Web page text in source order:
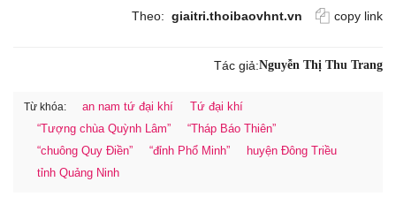
Theo: giaitri.thoibaovhnt.vn copy link
Tác giả:Nguyễn Thị Thu Trang
Từ khóa: an nam tứ đại khí
Tứ đại khí
“Tượng chùa Quỳnh Lâm”
“Tháp Báo Thiên”
“chuông Quy Điền”
“đỉnh Phổ Minh”
huyện Đông Triều
tỉnh Quảng Ninh